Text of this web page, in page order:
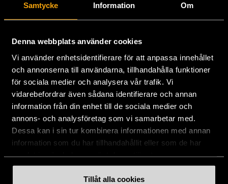
Samtycke Information Om
Denna webbplats använder cookies
Vi använder enhetsidentifierare för att anpassa innehållet
och annonserna till användarna, tillhandahålla funktioner
för sociala medier och analysera vår trafik. Vi
vidarebefordrar även sådana identifierare och annan
information från din enhet till de sociala medier och
annons- och analysföretag som vi samarbetar med.
Dessa kan i sin tur kombinera informationen med annan
information som du har tillhandahållit eller som de har
Tillåt alla cookies
Huvudkontor:
Hesselmans Torg 14
08-684 230 00
info [at]stadsmissionen.se(info[at]stadsmissionen[dot]se)
Plusgiro: 900351-8